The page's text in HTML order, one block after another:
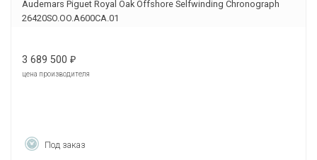
Audemars Piguet Royal Oak Offshore Selfwinding Chronograph
26420SO.OO.A600CA.01
3 689 500 ₽
цена производителя
Под заказ